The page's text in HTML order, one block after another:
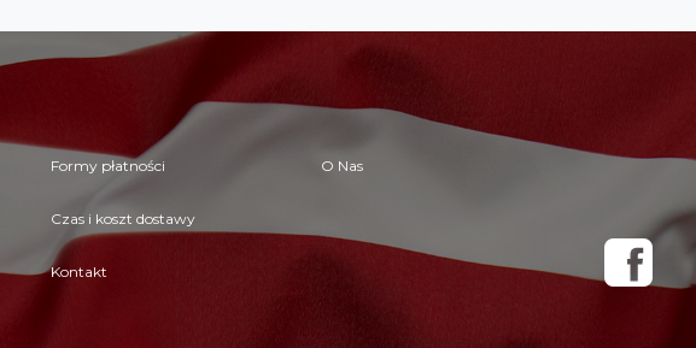
Formy płatności
Czas i koszt dostawy
Kontakt
O Nas